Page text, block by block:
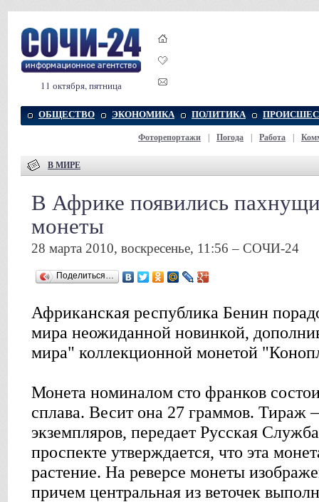
11 октября, пятница
ОБЩЕСТВО ЭКОНОМИКА ПОЛИТИКА
Фоторепортажи Погода Работа
В МИРЕ
В Африке появились
монеты
28 марта 2010, воскресенье, 11:56 – СОЧИ-24
Поделиться…
Африканская республика Бенин
мира неожиданной новинкой,
мира" коллекционной монетой
Монета номиналом сто франков
сплава. Весит она 27 граммов. Тираж
экземпляров, передает Русская
проспекте утверждается, что эта
растение. На реверсе монеты
причем центральная из веточек